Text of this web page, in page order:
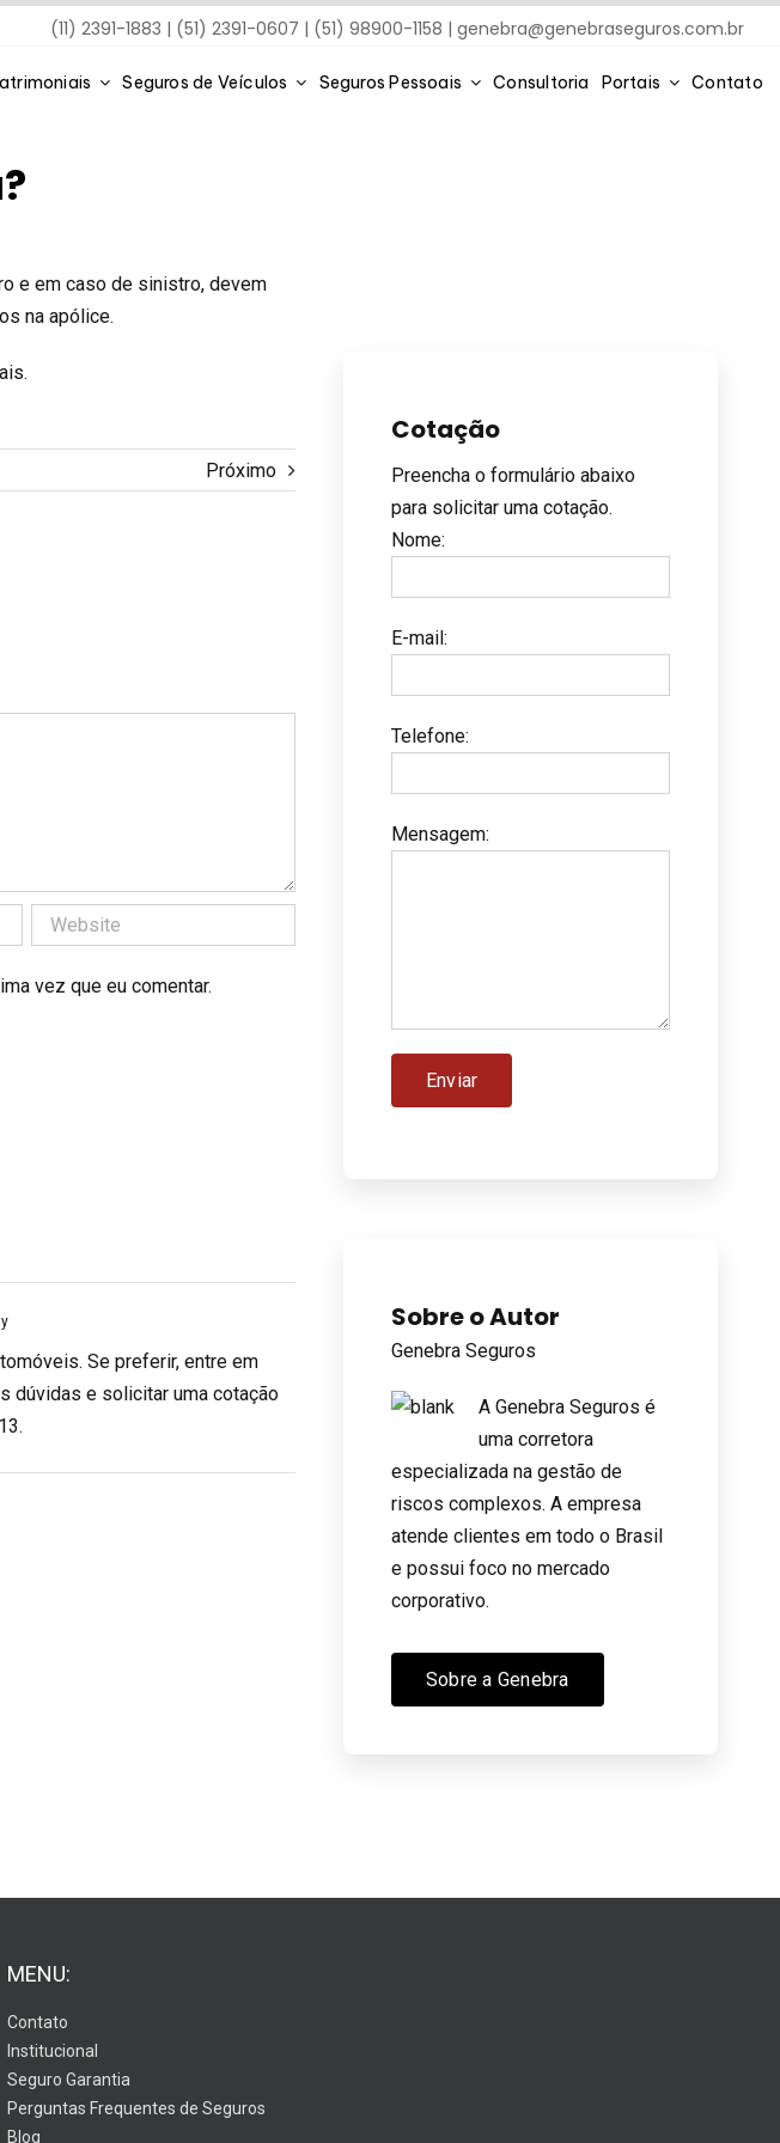
(11) 2391-1883 | (51) 2391-0607 | (51) 98900-1158 |genebra@genebraseguros.com.br
Seguros de Veículos Seguros Pessoais Consultoria Portais Contato
e em caso de sinistro, devem
na apólice.
Próximo
Se preferir, entre em
dúvidas e solicitar uma cotação
vez que eu comentar.
Cotação
Preencha o formulário abaixo
para solicitar uma cotação.
Nome:
E-mail:
Telefone:
Mensagem:
Sobre o Autor
Genebra Seguros
A Genebra Seguros é
uma corretora
especializada na gestão de
riscos complexos. A empresa
atende clientes em todo o Brasil
e possui foco no mercado
corporativo.
Sobre a Genebra
MENU:
Contato
Institucional
Seguro Garantia
Perguntas Frequentes de Seguros
Blog